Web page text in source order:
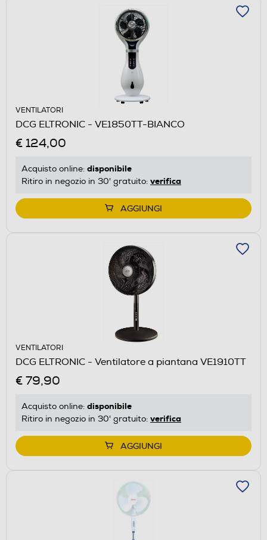
VENTILATORI
DCG ELTRONIC - VE1850TT-BIANCO
€ 124,00
Acquisto online: disponibile
Ritiro in negozio in 30' gratuito: verifica
AGGIUNGI
VENTILATORI
DCG ELTRONIC - Ventilatore a piantana VE1910TT
€ 79,90
Acquisto online: disponibile
Ritiro in negozio in 30' gratuito: verifica
AGGIUNGI